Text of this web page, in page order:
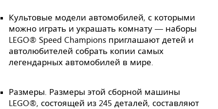
Культовые модели автомобилей, с которыми
можно играть и украшать комнату — наборы
LEGO® Speed Champions приглашают детей и
автолюбителей собрать копии самых
легендарных автомобилей в мире.
Размеры. Размеры этой сборной машины
LEGO®, состоящей из 245 деталей, составляют